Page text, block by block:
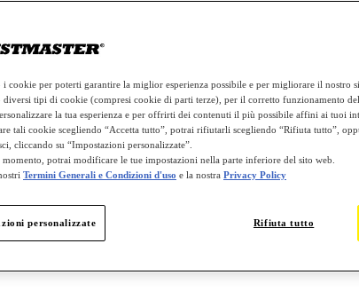
Horizon 5 (versione PC)
cookie per poterti garantire la miglior esperienza possibile e per migliorare il nostro
tipi di cookie (compresi cookie di parti terze), per il corretto funzionamento del
la tua esperienza e per offrirti dei contenuti il più possibile affini ai tuoi
tali cookie scegliendo “Accetta tutto”, potrai rifiutarli scegliendo “Rifiuta tutto”,
cliccando su “Impostazioni personalizzate”.
momento, potrai modificare le tue impostazioni nella parte inferiore del sito web.
Termini Generali e Condizioni d'uso e la nostra Privacy Policy
Rifiuta tutto
personalizzate